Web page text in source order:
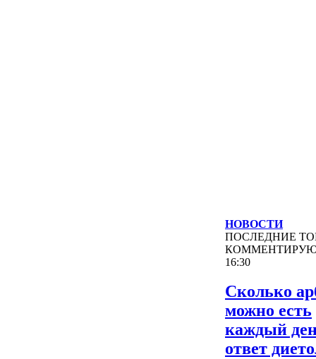
НОВОСТИ
ПОСЛЕДНИЕ
16:30
Сколько
можно есть
каждый
ответ